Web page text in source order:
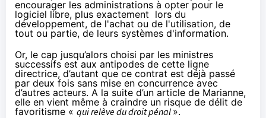
encourager les administrations à opter pour le
logiciel libre, plus exactement lors du
développement, de l'achat ou de l'utilisation, de
tout ou partie, de leurs systèmes d'information.
Or, le cap jusqu’alors choisi par les ministres
successifs est aux antipodes de cette ligne
directrice, d’autant que ce contrat est déjà passé
par deux fois sans mise en concurrence avec
d’autres acteurs. A la suite d’un article de Marianne,
elle en vient même à craindre un risque de délit de
favoritisme « qui relève du droit pénal ».